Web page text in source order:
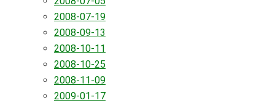
2008-07-19
2008-09-13
2008-10-11
2008-10-25
2008-11-09
2009-01-17